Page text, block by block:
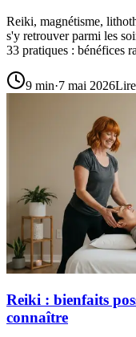
Reiki, magnétisme,
s'y retrouver parmi les
33 pratiques : bénéfices
9 min·7 mai 2026Lire
Reiki : bienfaits
connaître